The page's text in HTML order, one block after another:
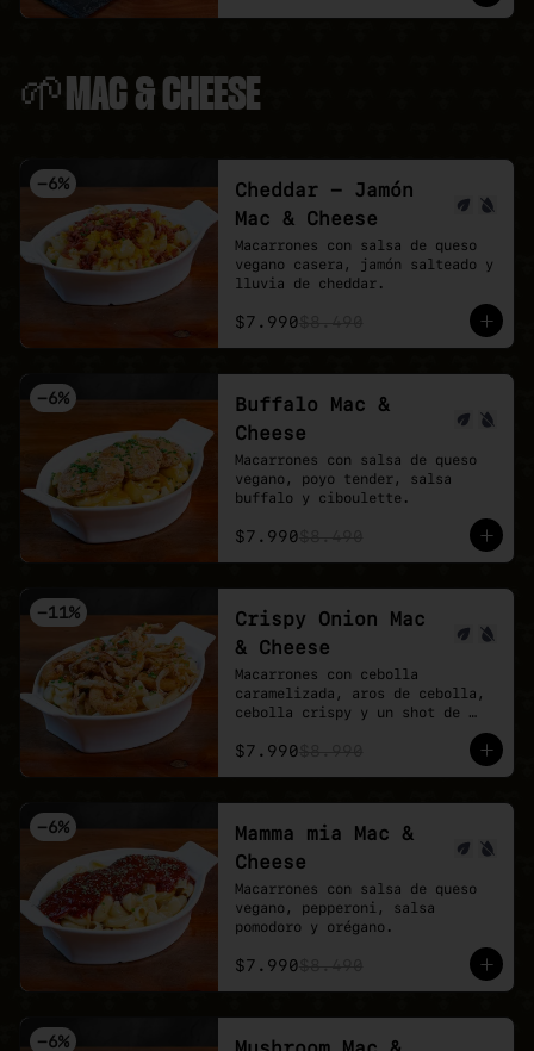
🌱MAC & CHEESE
-6%
Cheddar - Jamón
Mac & Cheese
Macarrones con salsa de queso
vegano casera, jamón salteado y
lluvia de cheddar.
$7.990
-6%
Buffalo Mac &
Cheese
Macarrones con salsa de queso
vegano, poyo tender, salsa
buffalo y ciboulette.
$7.990
-11%
Crispy Onion Mac
& Cheese
Macarrones con cebolla
caramelizada, aros de cebolla,
cebolla crispy y un shot de
$7.990
-6%
Mamma mia Mac &
Cheese
Macarrones con salsa de queso
vegano, pepperoni, salsa
pomodoro y orégano.
$7.990
-6%